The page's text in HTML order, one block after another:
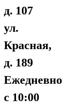
д. 107
ул.
Красная,
д. 189
Ежедневно
с 10:00